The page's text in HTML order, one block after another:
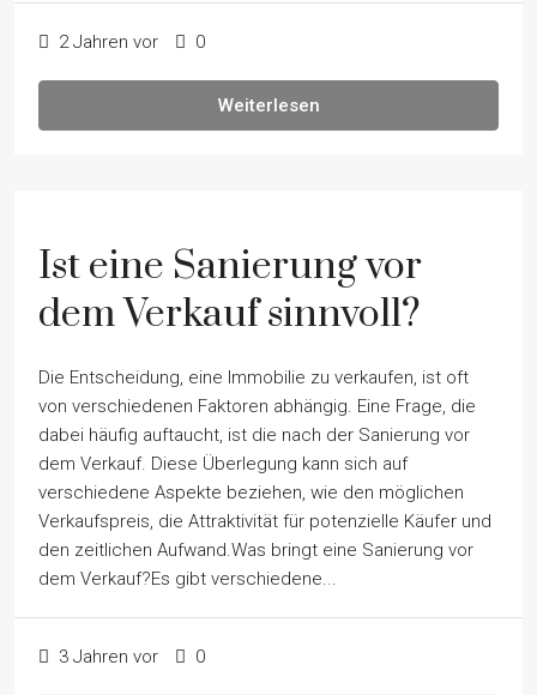
2 Jahren vor 0
Weiterlesen
Ist eine Sanierung vor
dem Verkauf sinnvoll?
Die Entscheidung, eine Immobilie zu verkaufen, ist oft
von verschiedenen Faktoren abhängig. Eine Frage, die
dabei häufig auftaucht, ist die nach der Sanierung vor
dem Verkauf. Diese Überlegung kann sich auf
verschiedene Aspekte beziehen, wie den möglichen
Verkaufspreis, die Attraktivität für potenzielle Käufer und
den zeitlichen Aufwand.Was bringt eine Sanierung vor
dem Verkauf?Es gibt verschiedene...
3 Jahren vor 0